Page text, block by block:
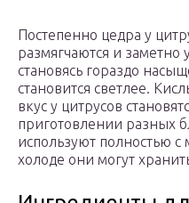
Постепенно цедра у
размягчаются и заметно
становясь гораздо
становится светлее.
вкус у цитрусов
приготовлении разных
используют полностью
холоде они могут